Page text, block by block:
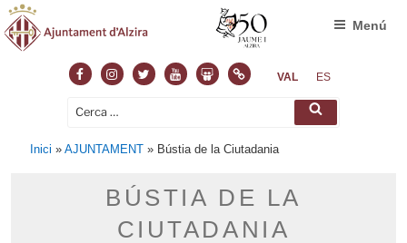
FacebookInstagram
TwitterYoutubeSlideshare
NormasVAL ES
Cerca: Cerca
Menú
Inici »AJUNTAMENT » Bústia de la Ciutadania
BÚSTIA DE LA
CIUTADANIA